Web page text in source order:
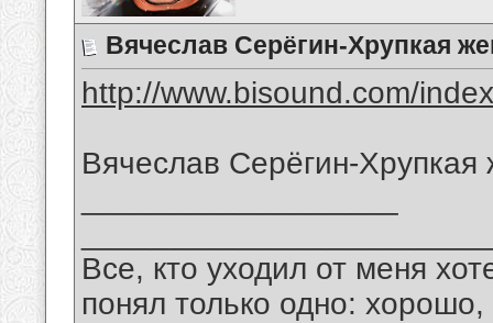
Вячеслав Серёгин-Хрупкая
http://www.bisound.com/
Вячеслав Серёгин-
Все, кто уходил от меня
понял только одно: